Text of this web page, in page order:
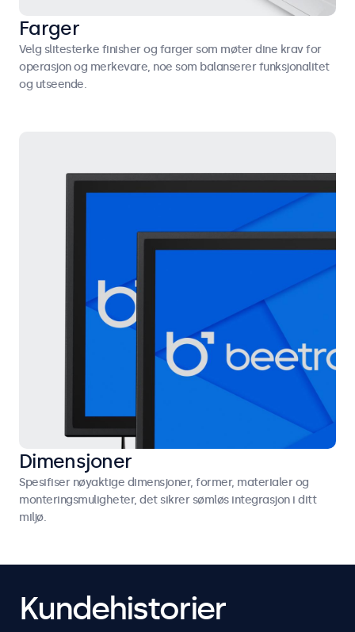
Farger
Velg slitesterke finisher og farger som møter dine krav for
operasjon og merkevare, noe som balanserer funksjonalitet
og utseende.
Dimensjoner
Spesifiser nøyaktige dimensjoner, former, materialer og
monteringsmuligheter, det sikrer sømløs integrasjon i ditt
miljø.
Kundehistorier